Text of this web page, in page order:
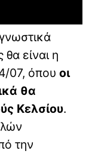
είναι η
07, όπου οι
θα
Κελσίου.
την